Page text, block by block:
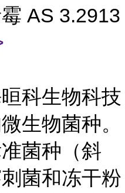
AS 3.2913
科生物科技
生物菌种。
菌种（斜
菌和冻干粉